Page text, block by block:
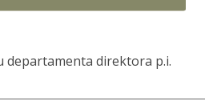
departamenta direktora p.i.